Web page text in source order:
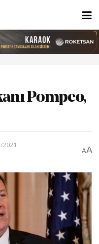
Pompeo,
2021
AA